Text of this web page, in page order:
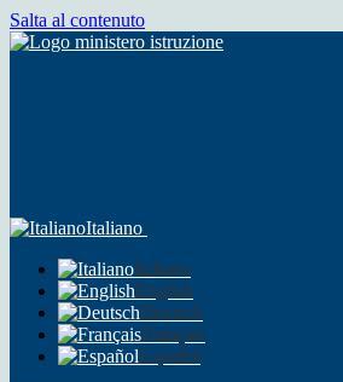
Salta al contenuto
Italiano
Italiano
English
Deutsch
Français
Español